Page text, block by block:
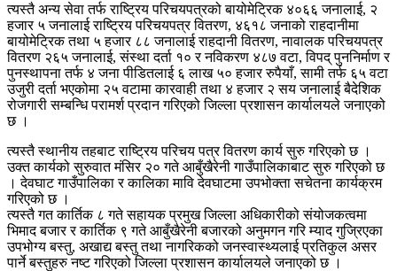
त्यस्तै अन्य सेवा तर्फ राष्ट्रिय परिचयपत्रको बायोमेट्रिक ४०६६ जनालाई, २
हजार ५ जनालाई राष्ट्रिय परिचयपत्र वितरण, ४६१८ जनाको राहदानीमा
बायोमेट्रिक तथा ५ हजार ८८ जनालाई राहदानी वितरण, नावालक परिचयपत्र
वितरण २६५ जनालाई, संस्था दर्ता १० र नविकरण ४८७ वटा, विपद् पुननिर्माण र
पुनस्थापना तर्फ ४ जना पीडितलाई ६ लाख ५० हजार रुपैयाँ, सामी तर्फ ६५ वटा
उजुरी दर्ता भएकोमा २५ वटामा कारवाही तथा ४ हजार २ सय जनालाई बैदेशिक
रोजगारी सम्बन्धि परामर्श प्रदान गरिएको जिल्ला प्रशासन कार्यालयले जनाएको
छ ।
त्यस्तै स्थानीय तहबाट राष्ट्रिय परिचय पत्र वितरण कार्य सुरु गरिएको छ ।
उक्त कार्यको सुरुवात मंसिर २० गते आबुँखैरेनी गाउँपालिकाबाट सुरु गरिएको छ
। देवघाट गाउँपालिका र कालिका मावि देवघाटमा उपभोक्ता सचेतना कार्यक्रम
गरिएको छ ।
त्यस्तै गत कार्तिक ८ गते सहायक प्रमुख जिल्ला अधिकारीको संयोजकत्वमा
भिमाद बजार र कार्तिक ९ गते आबुँखैरेनी बजारको अनुमगन गरि म्याद गुज्रिएका
उपभोग्य बस्तु, अखाद्य बस्तु तथा नागरिकको जनस्वास्थ्यलाई प्रतिकुल असर
पार्ने बस्तुहरु नष्ट गरिएको जिल्ला प्रशासन कार्यालयले जनाएको छ ।